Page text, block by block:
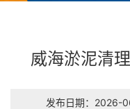
威海淤泥清
发布日期：2026-